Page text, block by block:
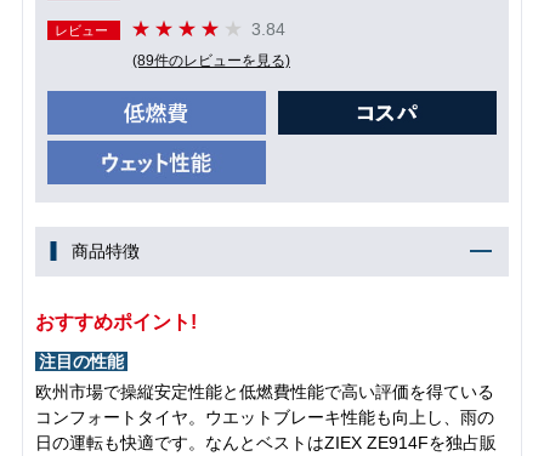
レビュー 3.84
(89件のレビューを見る)
商品特徴
おすすめポイント!
注目の性能
欧州市場で操縦安定性能と低燃費性能で高い評価を得ている
コンフォートタイヤ。ウエットブレーキ性能も向上し、雨の
日の運転も快適です。なんとベストはZIEX ZE914Fを独占販